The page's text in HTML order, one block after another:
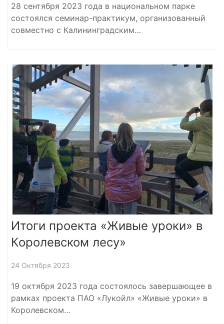
28 сентября 2023 года в национальном парке
состоялся семинар-практикум, организованный
совместно с Калининградским…
Итоги проекта «Живые уроки» в
Королевском лесу»
24 Октября 2023
19 октября 2023 года состоялось завершающее в
рамках проекта ПАО «Лукойл» «Живые уроки» в
Королевском…